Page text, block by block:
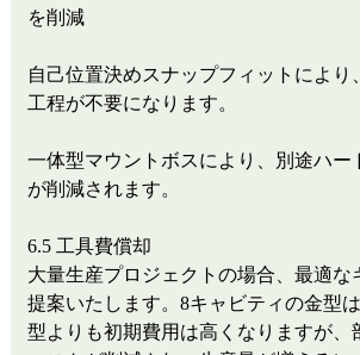
を削減
自己位置決めスナップフィットにより
工程が不要になります。
一体型マウントボスにより、別途ハー
が削減されます。
6.5 工具費償却
大量生産プロジェクトの場合、最適な
提案いたします。8キャビティの金型
型よりも初期費用は高くなりますが、